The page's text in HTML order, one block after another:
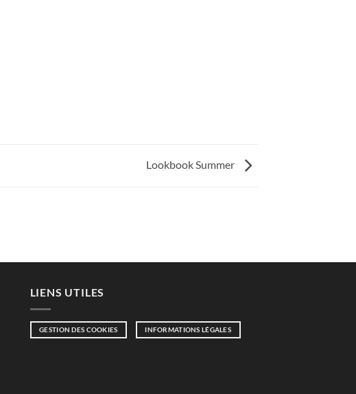
Lookbook Summer
LIENS UTILES
GESTION DES COOKIES INFORMATIONS LÉGALES